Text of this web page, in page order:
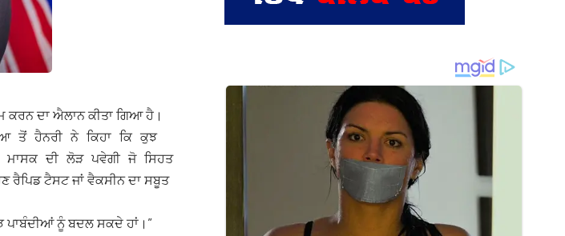
ਦਾ ਐਲਾਨ ਕੀਤਾ ਗਿਆ ਹੈ।
ਤੋਂ ਹੈਨਰੀ ਨੇ ਕਿਹਾ ਕਿ ਕੁਝ
ਦੀ ਲੋੜ ਪਵੇਗੀ ਜੋ ਸਿਹਤ
ਰੈਪਿਡ ਟੈਸਟ ਜਾਂ ਵੈਕਸੀਨ ਦਾ ਸਬੂਤ
ਪਾਬੰਦੀਆਂ ਨੂੰ ਬਦਲ ਸਕਦੇ ਹਾਂ।”